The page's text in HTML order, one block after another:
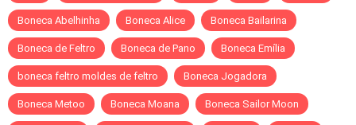
Boneca Abelhinha Boneca Alice Boneca Bailarina
Boneca de Feltro Boneca de Pano Boneca Emília
boneca feltro moldes de feltro Boneca Jogadora
Boneca Metoo Boneca Moana Boneca Sailor Moon